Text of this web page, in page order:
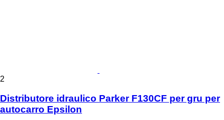
2
Distributore idraulico Parker F130CF per gru per
autocarro Epsilon